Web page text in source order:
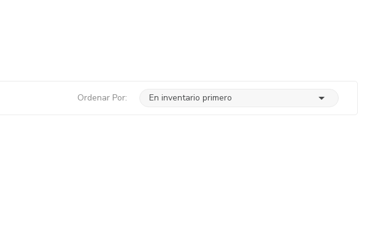
Ordenar Por: En inventario primero 